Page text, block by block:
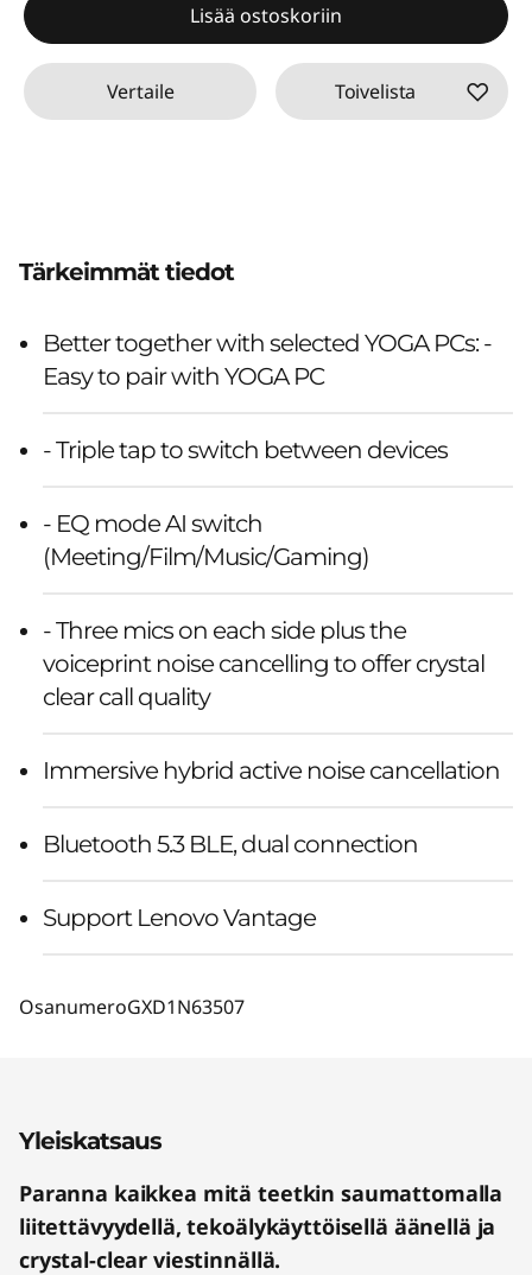
Lisää ostoskoriin
Vertaile Toivelista
Tärkeimmät tiedot
Better together with selected YOGA PCs: -
Easy to pair with YOGA PC
- Triple tap to switch between devices
- EQ mode AI switch
(Meeting/Film/Music/Gaming)
- Three mics on each side plus the
voiceprint noise cancelling to offer crystal
clear call quality
Immersive hybrid active noise cancellation
Bluetooth 5.3 BLE, dual connection
Support Lenovo Vantage
OsanumeroGXD1N63507
Yleiskatsaus
Paranna kaikkea mitä teetkin saumattomalla
liitettävyydellä, tekoälykäyttöisellä äänellä ja
crystal-clear viestinnällä.